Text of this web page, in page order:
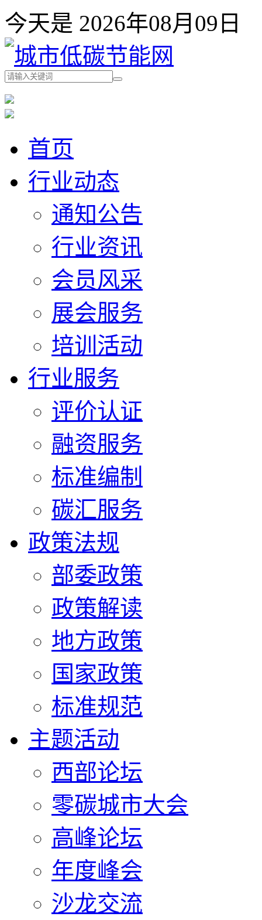
今天是 2026年08月09
首页
行业动态
通知公告
行业资讯
会员风采
展会服务
培训活动
行业服务
评价认证
融资服务
标准编制
碳汇服务
政策法规
部委政策
政策解读
地方政策
国家政策
标准规范
主题活动
西部论坛
零碳城市大会
高峰论坛
年度峰会
沙龙交流